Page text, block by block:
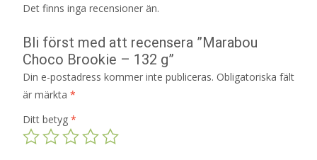
Det finns inga recensioner än.
Bli först med att recensera ”Marabou
Choco Brookie – 132 g”
Din e-postadress kommer inte publiceras. Obligatoriska fält
är märkta *
Ditt betyg *